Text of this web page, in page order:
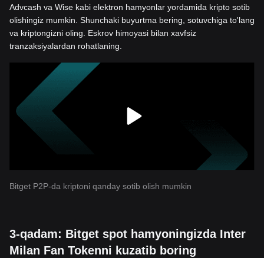
Advcash va Wise kabi elektron hamyonlar yordamida kripto sotib
olishingiz mumkin. Shunchaki buyurtma bering, sotuvchiga to'lang
va kriptongizni oling. Eskrov himoyasi bilan xavfsiz
tranzaksiyalardan rohatlaning.
Bitget P2P-da kriptoni qanday sotib olish mumkin
3-qadam: Bitget spot hamyoningizda Inter
Milan Fan Tokenni kuzatib boring